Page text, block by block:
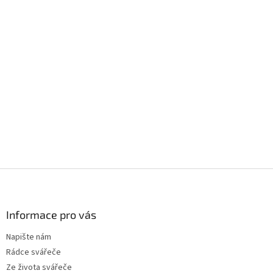
Informace pro vás
Napište nám
Rádce svářeče
Ze života svářeče